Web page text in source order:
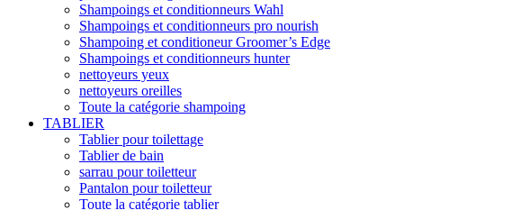
Shampoings et conditionneurs Wahl
Shampoings et conditionneurs pro nourish
Shampoing et conditioneur Groomer’s Edge
Shampoings et conditionneurs hunter
nettoyeurs yeux
nettoyeurs oreilles
Toute la catégorie shampoing
TABLIER
Tablier pour toilettage
Tablier de bain
sarrau pour toiletteur
Pantalon pour toiletteur
Toute la catégorie tablier